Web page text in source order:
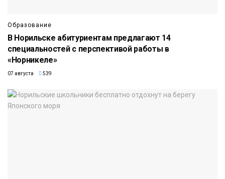
Образование
В Норильске абитуриентам предлагают 14
специальностей с перспективой работы в
«Норникеле»
07 августа 539